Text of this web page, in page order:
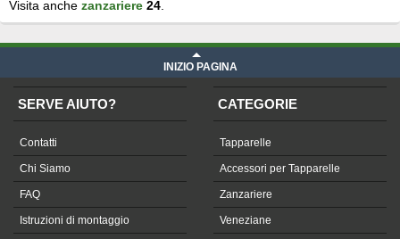
Visita anche zanzariere 24
INIZIO PAGINA
SERVE AIUTO?
Contatti
Chi Siamo
FAQ
Istruzioni di montaggio
CATEGORIE
Tapparelle
Accessori per Tapparelle
Zanzariere
Veneziane